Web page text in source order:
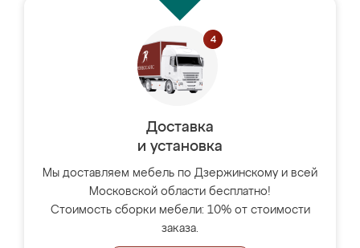
Доставка
и установка
Мы доставляем мебель по Дзержинскому и всей
Московской области бесплатно!
Стоимость сборки мебели: 10% от стоимости
заказа.